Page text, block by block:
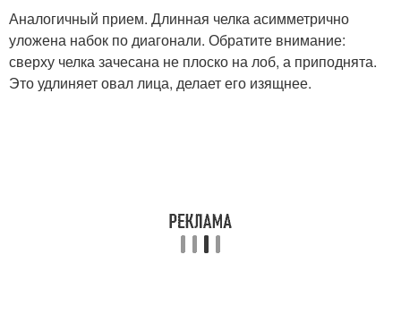
Аналогичный прием. Длинная челка асимметрично
уложена набок по диагонали. Обратите внимание:
сверху челка зачесана не плоско на лоб, а приподнята.
Это удлиняет овал лица, делает его изящнее.